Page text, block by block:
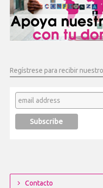
Regístrese para recibir
Contacto